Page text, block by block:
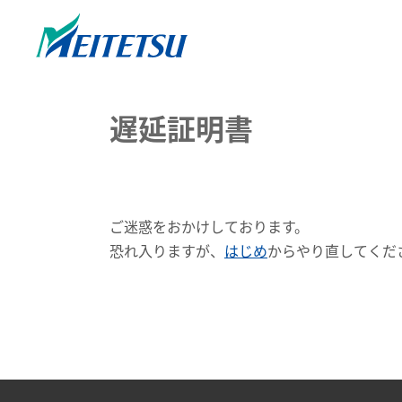
遅延証明書
ご迷惑をおかけしております。
恐れ入りますが、 はじめからやり直してくだ